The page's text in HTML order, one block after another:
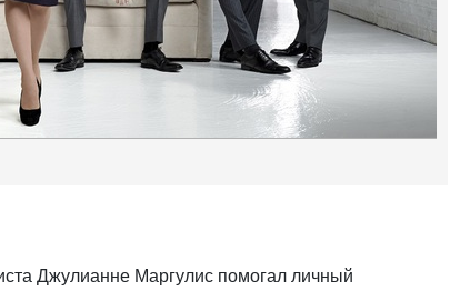
Джулианне Маргулис помогал личный